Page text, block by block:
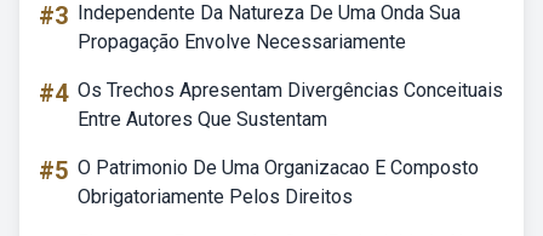
#3 Independente Da Natureza De Uma Onda Sua
Propagação Envolve Necessariamente
#4 Os Trechos Apresentam Divergências Conceituais
Entre Autores Que Sustentam
#5 O Patrimonio De Uma Organizacao E Composto
Obrigatoriamente Pelos Direitos